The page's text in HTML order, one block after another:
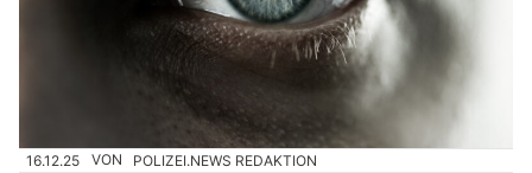
16.12.25 VON POLIZEI.NEWS REDAKTION